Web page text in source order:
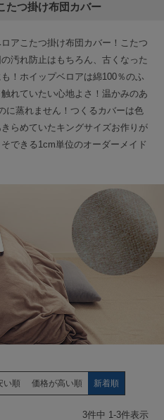
つ掛け布団カバー
アこたつ掛け布団カバー！こたつ
汚れ防止はもちろん、古くなった
！ホイップベロアは綿100％のふ
れていたい心地よさ！温かみのあ
に蒸れません！つくるカバーは色
らめていたキングサイズお作りが
できる1cm単位のオーダーメイド
い順 価格が高い順 新着順
3件中 1-3件表示